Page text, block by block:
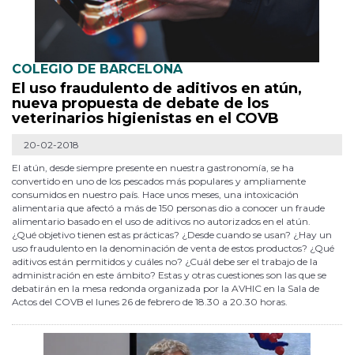
COLEGIO DE BARCELONA
El uso fraudulento de aditivos en atún,
nueva propuesta de debate de los
veterinarios higienistas en el COVB
20-02-2018
El atún, desde siempre presente en nuestra gastronomía, se ha
convertido en uno de los pescados más populares y ampliamente
consumidos en nuestro país. Hace unos meses, una intoxicación
alimentaria que afectó a más de 150 personas dio a conocer un fraude
alimentario basado en el uso de aditivos no autorizados en el atún.
¿Qué objetivo tienen estas prácticas? ¿Desde cuando se usan? ¿Hay un
uso fraudulento en la denominación de venta de estos productos? ¿Qué
aditivos están permitidos y cuáles no? ¿Cuál debe ser el trabajo de la
administración en este ámbito? Estas y otras cuestiones son las que se
debatirán en la mesa redonda organizada por la AVHIC en la Sala de
Actos del COVB el lunes 26 de febrero de 18.30 a 20.30 horas.